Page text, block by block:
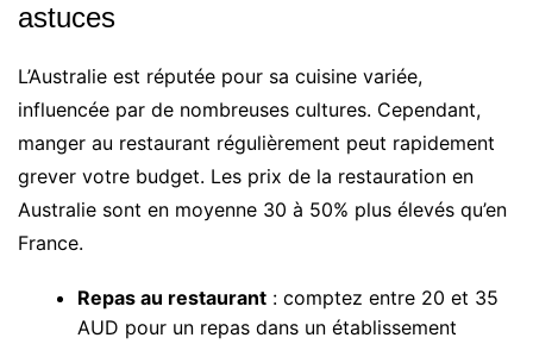
astuces
L’Australie est réputée pour sa cuisine variée,
influencée par de nombreuses cultures. Cependant,
manger au restaurant régulièrement peut rapidement
grever votre budget. Les prix de la restauration en
Australie sont en moyenne 30 à 50% plus élevés qu’en
France.
Repas au restaurant : comptez entre 20 et 35
AUD pour un repas dans un établissement